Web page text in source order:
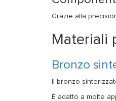
Grazie alla
Materiali
Bronzo
Il bronzo
È adatto a molte